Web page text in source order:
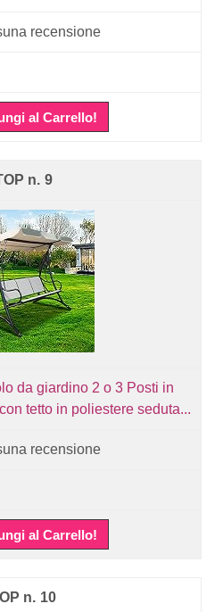
recensione
al Carrello!
9
da giardino 2 o 3 Posti in
tetto in poliestere seduta...
recensione
al Carrello!
10